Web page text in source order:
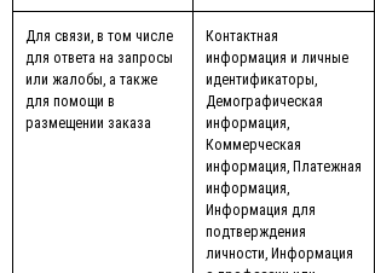
Для связи, в том числе
для ответа на запросы
или жалобы, а также
для помощи в
размещении заказа
Контактная
информация и личные
идентификаторы,
Демографическая
информация,
Коммерческая
информация, Платежная
информация,
Информация для
подтверждения
личности, Информация